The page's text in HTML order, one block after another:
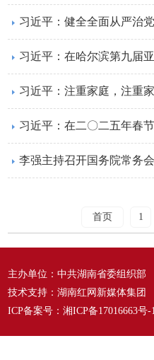
习近平：健全全面从严治
习近平：在哈尔滨第九届
习近平：注重家庭，注重
习近平：在二〇二五年春
李强主持召开国务院常务
首页 1
主办单位：中共湖南省委组织部
技术支持：湖南红网新媒体集团
ICP备案号： 湘ICP备17016663号-